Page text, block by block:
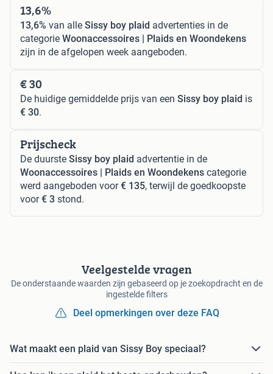
13,6%
13,6% van alle Sissy boy plaid advertenties in de
categorie Woonaccessoires | Plaids en Woondekens
zijn in de afgelopen week aangeboden.
€ 30
De huidige gemiddelde prijs van een Sissy boy plaid is
€ 30.
Prijscheck
De duurste Sissy boy plaid advertentie in de
Woonaccessoires | Plaids en Woondekens categorie
werd aangeboden voor€ 135, terwijl de goedkoopste
voor€ 3 stond.
Veelgestelde vragen
De onderstaande waarden zijn gebaseerd op je zoekopdracht en de
ingestelde filters
Deel opmerkingen over deze FAQ
Wat maakt een plaid van Sissy Boy speciaal?